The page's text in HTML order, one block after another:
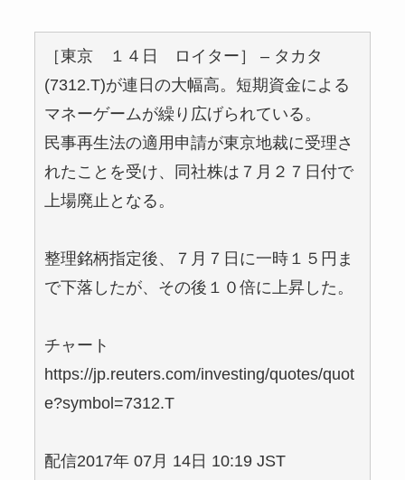
［東京 １４日 ロイター］ – タカタ
(7312.T)が連日の大幅高。短期資金による
マネーゲームが繰り広げられている。
民事再生法の適用申請が東京地裁に受理さ
れたことを受け、同社株は７月２７日付で
上場廃止となる。
整理銘柄指定後、７月７日に一時１５円ま
で下落したが、その後１０倍に上昇した。
チャート
https://jp.reuters.com/investing/quotes/quot
e?symbol=7312.T
配信2017年 07月 14日 10:19 JST